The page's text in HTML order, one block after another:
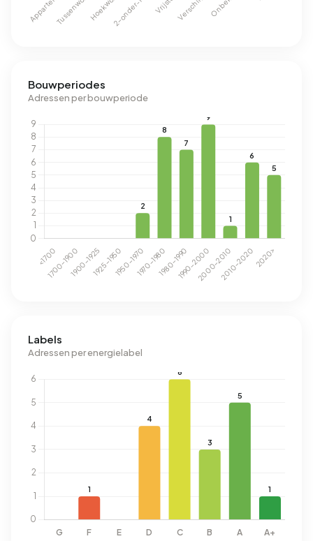
Bouwperiodes
Adressen per bouwperiode
Labels
Adressen per energielabel